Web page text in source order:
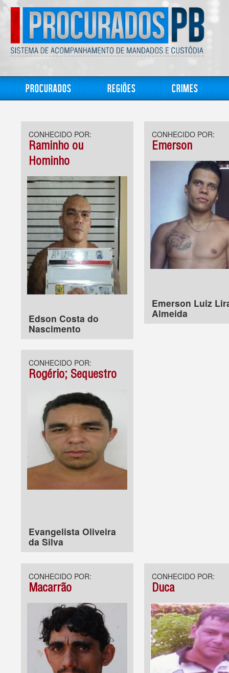
Procurados Regiões Crimes
CONHECIDO POR:
Raminho ou
Hominho
Edson Costa do
Nascimento
CONHECIDO POR:
Emerson
Emerson Luiz
Almeida
CONHECIDO POR:
Rogério; Sequestro
Evangelista Oliveira
da Silva
CONHECIDO POR:
Macarrão
CONHECIDO POR:
Duca